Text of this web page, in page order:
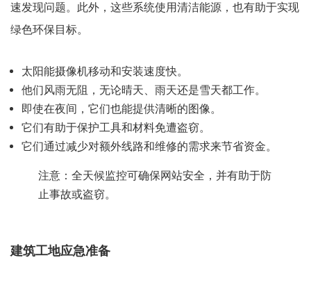
速发现问题。此外，这些系统使用清洁能源，也有助于实现
绿色环保目标。
太阳能摄像机移动和安装速度快。
他们风雨无阻，无论晴天、雨天还是雪天都工作。
即使在夜间，它们也能提供清晰的图像。
它们有助于保护工具和材料免遭盗窃。
它们通过减少对额外线路和维修的需求来节省资金。
注意：全天候监控可确保网站安全，并有助于防
止事故或盗窃。
建筑工地应急准备